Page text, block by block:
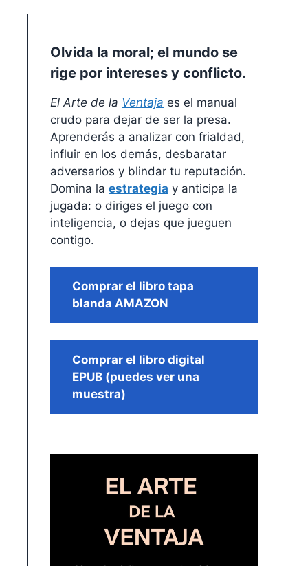
Olvida la moral; el mundo se
rige por intereses y conflicto.
El Arte de la Ventaja es el manual
crudo para dejar de ser la presa.
Aprenderás a analizar con frialdad,
influir en los demás, desbaratar
adversarios y blindar tu reputación.
Domina la estrategia y anticipa la
jugada: o diriges el juego con
inteligencia, o dejas que jueguen
contigo.
Comprar el libro tapa
blanda AMAZON
Comprar el libro digital
EPUB (puedes ver una
muestra)